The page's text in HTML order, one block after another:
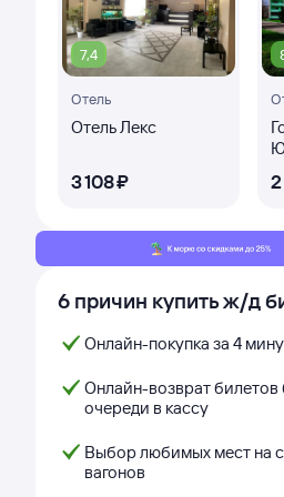
7,4
Отель
Отель Лекс
3 ⁠108 ⁠₽ 2
6 причин купить ж/д
Онлайн-покупка за 4
Онлайн-возврат билетов
очереди в кассу
Выбор любимых мест на
вагонов